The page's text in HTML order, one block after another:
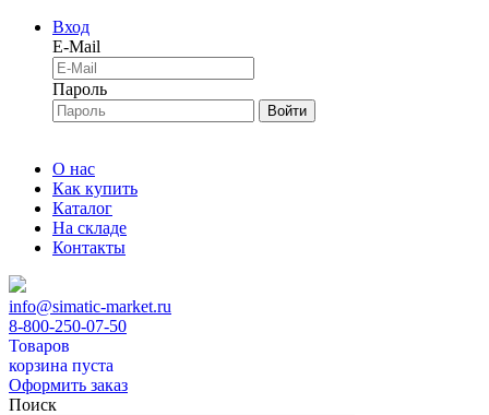
Вход
E-Mail
Пароль
Войти
О нас
Как купить
Каталог
На складе
Контакты
info@simatic-market.ru
8-800-250-07-50
Товаров
корзина пуста
Оформить заказ
Поиск